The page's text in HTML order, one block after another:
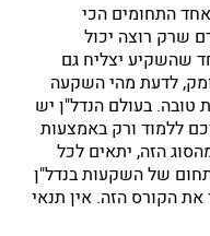
התחומים הכי
שרק רוצה יכול
שהשקיע יצליח גם
לדעת מהי השקעה
בעולם הנדל"ן יש
ללמוד ורק באמצעות
הזה, יתאים לכל
של השקעות בנדל"ן
את הקורס הזה. אין תנאי